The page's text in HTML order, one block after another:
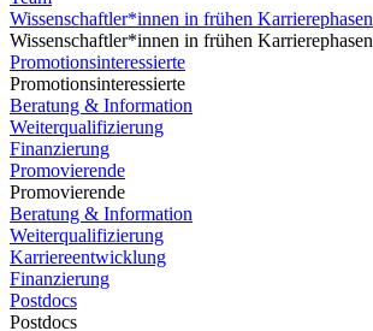
Wissenschaftler*innen in frühen Karrierephasen
Wissenschaftler*innen in frühen Karrierephasen
Promotionsinteressierte
Promotionsinteressierte
Beratung & Information
Weiterqualifizierung
Finanzierung
Promovierende
Promovierende
Beratung & Information
Weiterqualifizierung
Karriereentwicklung
Finanzierung
Postdocs
Postdocs